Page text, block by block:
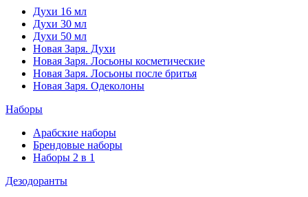
Духи 16 мл
Духи 30 мл
Духи 50 мл
Новая Заря. Духи
Новая Заря. Лосьоны косметические
Новая Заря. Лосьоны после бритья
Новая Заря. Одеколоны
Наборы
Арабские наборы
Брендовые наборы
Наборы 2 в 1
Дезодоранты